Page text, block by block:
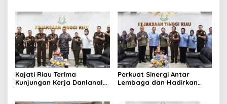
Korupsi
Kajati Riau Terima
Kunjungan Kerja Danlanal
Perkuat Sinergi Antar
Lembaga dan Hadirkan